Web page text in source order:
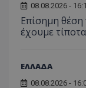
08.08.2026 -
Επίσημη θέση
έχουμε
ΕΛΛΑΔΑ
08.08.2026 -